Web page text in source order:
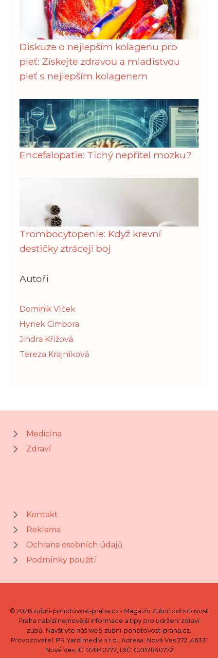
Diskuze o nejlepším kolagenu pro
pleť: Získejte zdravou a mladistvou
pleť s nejlepším kolagenem
Encefalopatie: Tichý nepřítel mozku?
Trombocytopenie: Když krevní
destičky ztrácejí boj
Autoři
Dominik Vlček
Hynek Cimbora
Jindra Křížová
Tereza Krajníková
Medicína
Zdraví
Kontakt
Reklama
Ochrana osobních údajů
Podmínky použití
© 2026 zubni-pohotovost-praha.cz - Magazín Zubní pohotovost
Praha nabízí nejnovější informace a tipy pro udržení zdraví
zubů. Navštivte náš web zubni-pohotovost-praha.cz.
Provozovatel: PR Yard media s.r.o., Adresa: Nová Ves 272, 46331
Nová Ves, IČ: 07840772, DIČ: CZ07840772